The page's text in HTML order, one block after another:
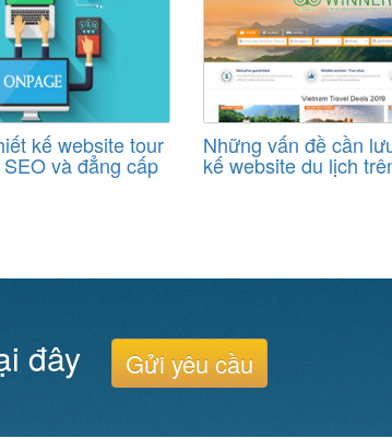
kế website tour
và đẳng cấp
Những vấn đề cần
kế website du lịch
đây Gửi yêu cầu